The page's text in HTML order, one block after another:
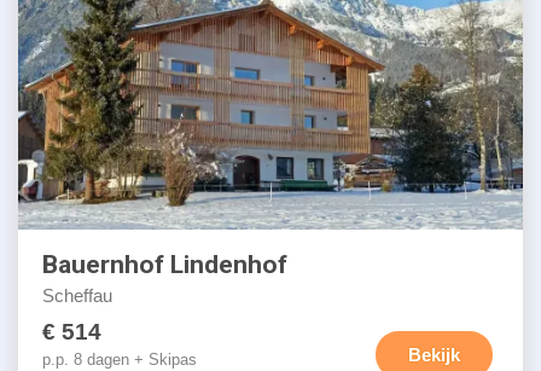
Bauernhof Lindenhof
Scheffau
€ 514
p.p. 8 dagen + Skipas Bekijk